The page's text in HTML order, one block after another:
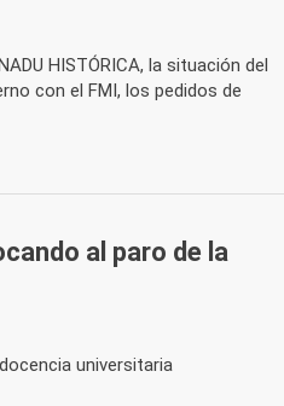
HISTÓRICA, la situación del
con el FMI, los pedidos de
al paro de la
universitaria